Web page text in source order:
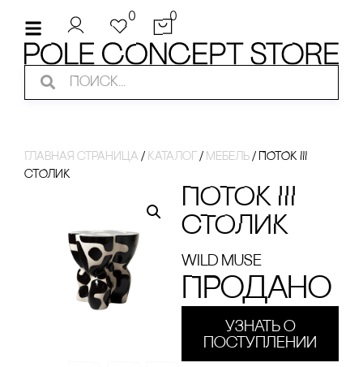
0 0
Главная страница / Каталог / Мебель / ПОТОК III
сТОЛИК
ПОТОК III
сТОЛИК
Wild Muse
Продано
Узнать о
поступлении